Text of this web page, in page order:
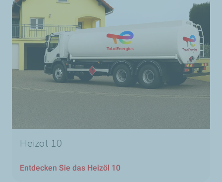
Heizöl 10
Entdecken Sie das Heizöl 10